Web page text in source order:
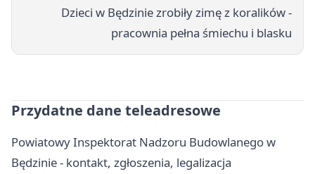
Dzieci w Będzinie zrobiły zimę z koralików -
pracownia pełna śmiechu i blasku
Przydatne dane teleadresowe
Powiatowy Inspektorat Nadzoru Budowlanego w
Będzinie - kontakt, zgłoszenia, legalizacja